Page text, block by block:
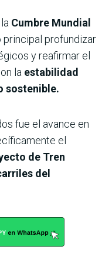
Cumbre Mundial
profundizar
y reafirmar el
la estabilidad
sostenible.
fue el avance en
el
de Tren
del